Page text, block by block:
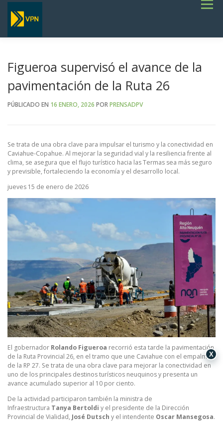
Saltar
contenido
Menú
TERMINOS DE REFERENCIA GENERALES- OBRAS VIALES
Figueroa supervisó el avance de la
pavimentación de la Ruta 26
PÚBLICADO EN 16 ENERO, 2026 PORPRENSADPV
Se trata de una obra clave para impulsar el turismo y la conectividad en
Caviahue-Copahue. Al mejorar la seguridad vial y la resiliencia frente al
clima, se asegura que el flujo turístico hacia las Termas sea más seguro
y previsible, fortaleciendo la economía y el desarrollo local.
jueves 15 de enero de 2026
El gobernador Rolando Figueroa recorrió esta tarde la pavimentación
de la Ruta Provincial 26, en el tramo que une Caviahue con el empalme
de la RP 27. Se trata de una obra clave para mejorar la conectividad en
uno de los principales destinos turísticos neuquinos y presenta un
avance acumulado superior al 10 por ciento.
De la actividad participaron también la ministra de
Infraestructura Tanya Bertoldi y el presidente de la Dirección
Provincial de Vialidad, José Dutsch y el intendente Oscar Mansegosa.
X